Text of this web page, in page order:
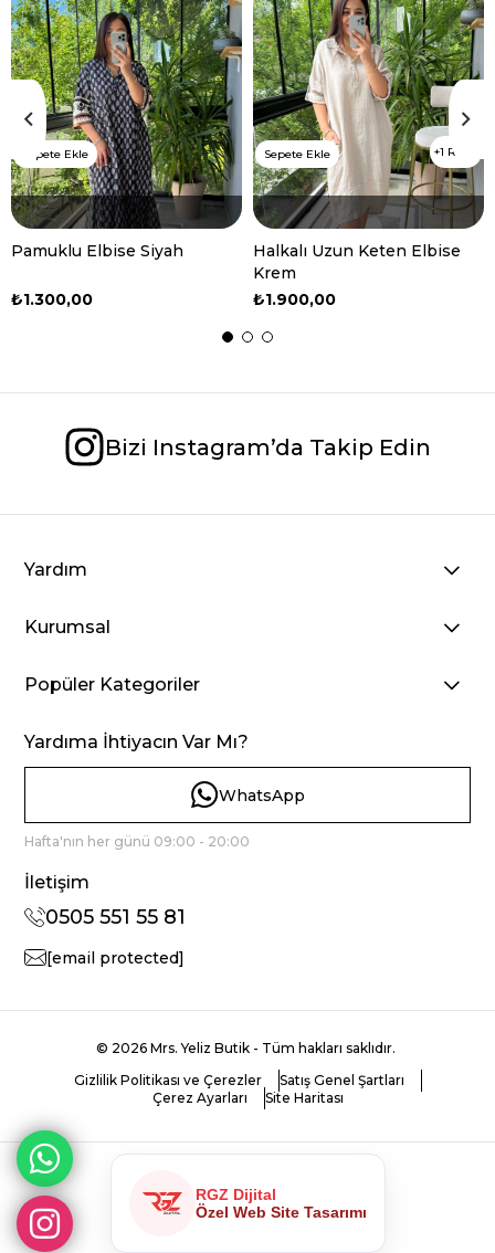
Pamuklu Elbise Siyah
₺1.300,00
Sepete Ekle 1 Renk
Halkalı Uzun Keten Elbise
Krem
₺1.900,00
Sepete Ekle
Bizi Instagram’da Takip Edin
Yardım
Kurumsal
Popüler Kategoriler
Yardıma İhtiyacın Var Mı?
WhatsApp
Hafta'nın her günü 09:00 - 20:00
İletişim
0505 551 55 81
[email protected]
© 2026 Mrs. Yeliz Butik - Tüm hakları saklıdır.
Gizlilik Politikası ve Çerezler
Satış Genel Şartları
Çerez Ayarları
Site Haritası
RGZ Dijital
Özel Web Site Tasarımı